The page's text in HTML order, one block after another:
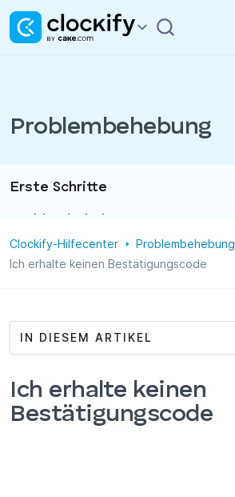
Problembehebung
Integrationen & Add-ons
Erste Schritte
Zeit- und Ausgabenerfassung
Projekte
Verwaltung
Apps
Clockify-Hilfecenter
Problembehebung
Ich erhalte keinen Bestätigungscode
IN DIESEM ARTIKEL
Ich erhalte keinen
Bestätigungscode